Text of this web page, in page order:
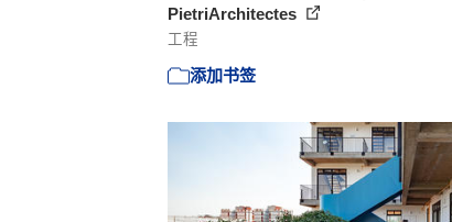
PietriArchitectes
工程
添加书签